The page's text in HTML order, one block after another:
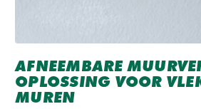
AFNEEMBARE
OPLOSSING VOOR
MUREN